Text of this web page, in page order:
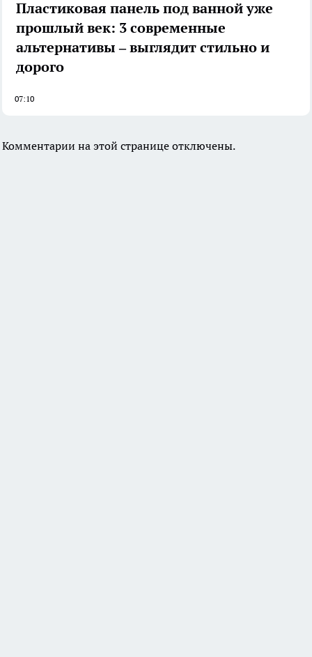
Пластиковая панель под ванной уже
прошлый век: 3 современные
альтернативы – выглядит стильно и
дорого
07:10
Комментарии на этой странице отключены.